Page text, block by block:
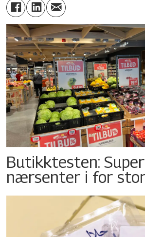
Butikktesten:
nærsenter i for